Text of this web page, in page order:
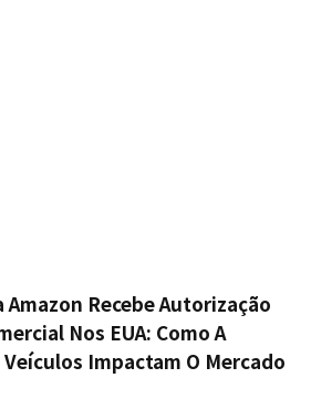
Recebe Autorização
Nos EUA: Como A
Impactam O Mercado